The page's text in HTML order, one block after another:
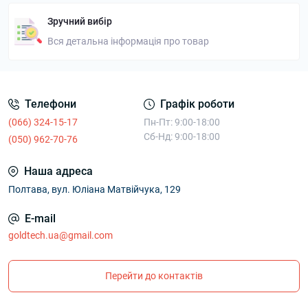
Зручний вибір
Вся детальна інформація про товар
Телефони
(066) 324-15-17
(050) 962-70-76
Графік роботи
Пн-Пт: 9:00-18:00
Сб-Нд: 9:00-18:00
Наша адреса
Полтава, вул. Юліана Матвійчука, 129
E-mail
goldtech.ua@gmail.com
Перейти до контактів